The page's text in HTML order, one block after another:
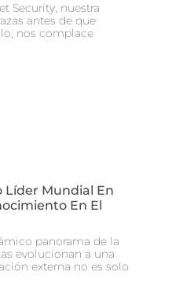
Security, nuestra
antes de que
nos complace
Líder Mundial En
En El
panorama de la
evolucionan a una
externa no es solo